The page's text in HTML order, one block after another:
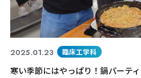
2025.01.23 臨床工学科
寒い季節にはやっぱり！鍋パーティ